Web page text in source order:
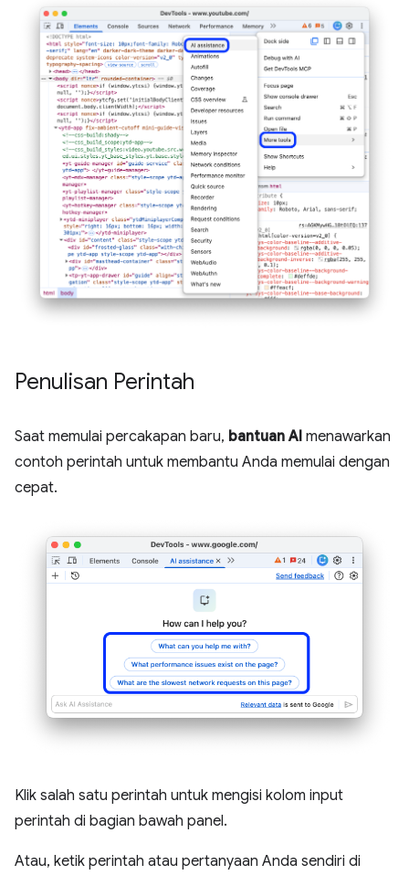
Penulisan Perintah
Saat memulai percakapan baru, bantuan AI menawarkan
contoh perintah untuk membantu Anda memulai dengan
cepat.
Klik salah satu perintah untuk mengisi kolom input
perintah di bagian bawah panel.
Atau, ketik perintah atau pertanyaan Anda sendiri di